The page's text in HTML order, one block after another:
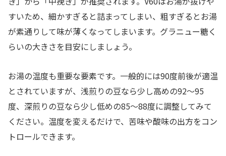
すいため、細かすぎると詰まってしまい、粗すぎるとお湯
が素通りして味が薄くなってしまいます。グラニュー糖く
らいの大きさを目安にしましょう。
お湯の温度も重要な要素です。一般的には90度前後が適温
とされていますが、浅煎りの豆なら少し高めの92〜95
度、深煎りの豆なら少し低めの85〜88度に調整してみて
ください。温度を変えるだけで、苦味や酸味の出方をコン
トロールできます。